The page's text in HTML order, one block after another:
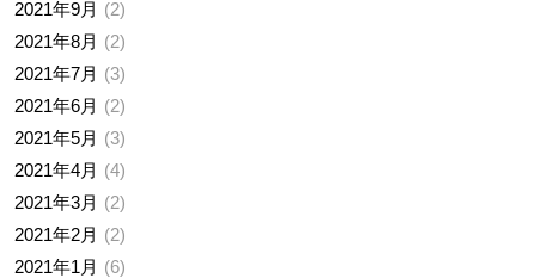
2021年9月
2
2021年8月
2
2021年7月
3
2021年6月
2
2021年5月
3
2021年4月
4
2021年3月
2
2021年2月
2
2021年1月
6